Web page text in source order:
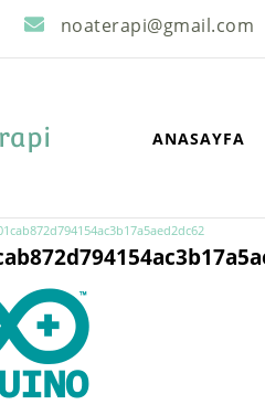
noaterapi@gmail.com
ANASAYFA